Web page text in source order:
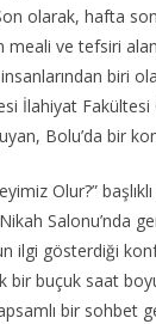
olarak, hafta
meali ve tefsiri
biri
İlahiyat
Bolu’da bir
Olur?”
Salonu’nda
ilgi gösterdiği
bir buçuk saat
bir sohbet